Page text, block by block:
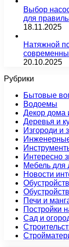
Выбор
для
18.11.2025
Натяжной
20.10.2025
Рубрики
Бытовые
Водоемы
Декор дома
Деревья и
Изгороди и
Интересно
Мебель для
Новости
Печи и
Постройки
Сад и